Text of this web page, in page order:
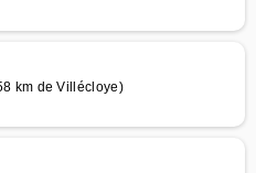
km de Villécloye)